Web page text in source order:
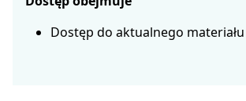
Dostęp do aktualnego materiału